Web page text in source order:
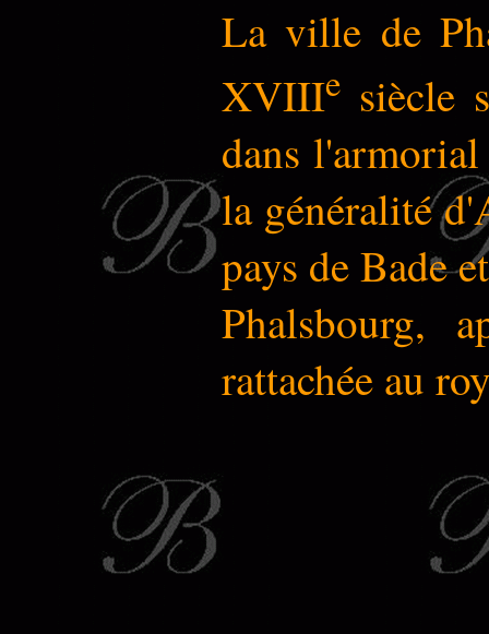
La ville de
XVIIIe siècle
dans
la généralité
pays de Bade
Phalsbourg,
rattachée au